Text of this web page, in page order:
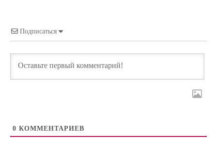
Подписаться
0 КОММЕНТАРИЕВ